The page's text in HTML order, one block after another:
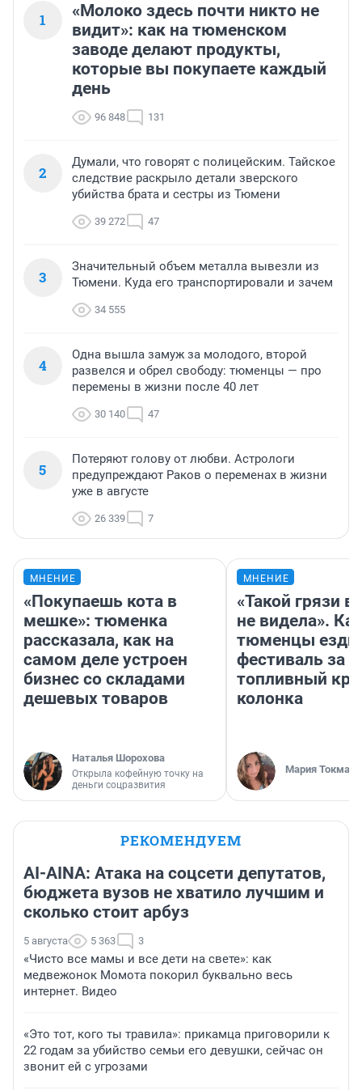
1
«Молоко здесь почти никто не
видит»: как на тюменском
заводе делают продукты,
которые вы покупаете каждый
день
96 848 131
2
Думали, что говорят с полицейским. Тайское
следствие раскрыло детали зверского
убийства брата и сестры из Тюмени
39 272 47
3
Значительный объем металла вывезли из
Тюмени. Куда его транспортировали и зачем
34 555
4
Одна вышла замуж за молодого, второй
развелся и обрел свободу: тюменцы — про
перемены в жизни после 40 лет
30 140 47
5
Потеряют голову от любви. Астрологи
предупреждают Раков о переменах в жизни
уже в августе
26 339 7
МНЕНИЕ
«Покупаешь кота в
мешке»: тюменка
рассказала, как на
самом деле устроен
бизнес со складами
дешевых товаров
Наталья Шорохова
Открыла кофейную точку на
деньги соцразвития
МНЕНИЕ
«Такой грязи
не видела».
тюменцы
фестиваль за
топливный
колонка
Мария
РЕКОМЕНДУЕМ
AI-AINA: Атака на соцсети депутатов,
бюджета вузов не хватило лучшим и
сколько стоит арбуз
5 августа 5 363 3
«Чисто все мамы и все дети на свете»: как
медвежонок Момота покорил буквально весь
интернет. Видео
«Это тот, кого ты травила»: прикамца приговорили к
22 годам за убийство семьи его девушки, сейчас он
звонит ей с угрозами